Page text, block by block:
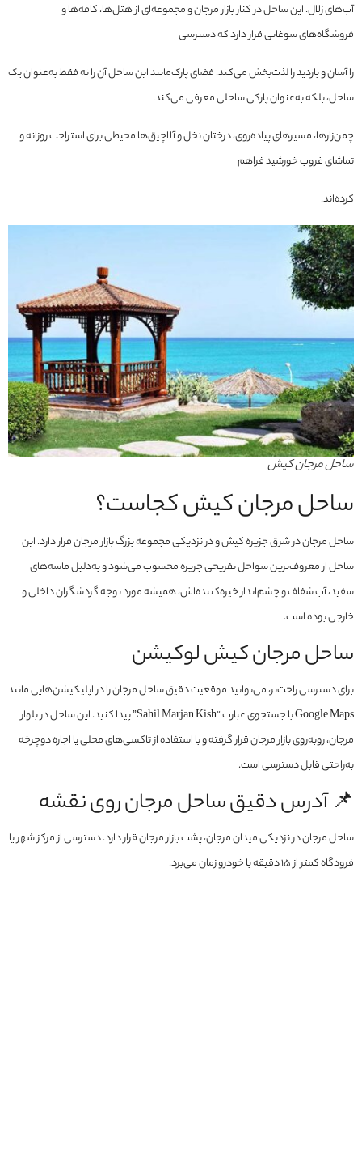
آب‌های زلال. این ساحل در کنار بازار مرجان و مجموعه‌ای از هتل‌ها، کافه‌ها و
فروشگاه‌های سوغاتی قرار دارد که دسترسی
را آسان و بازدید را لذت‌بخش می‌کند. فضای پارک‌مانند این ساحل آن را نه فقط به‌عنوان یک
ساحل، بلکه به‌عنوان پارکی ساحلی معرفی می‌کند.
چمن‌زارها، مسیرهای پیاده‌روی، درختان نخل و آلاچیق‌ها محیطی برای استراحت روزانه و
تماشای غروب خورشید فراهم
کرده‌اند.
ساحل مرجان کیش
ساحل مرجان کیش کجاست؟
ساحل مرجان در شرق جزیره کیش و در نزدیکی مجموعه بزرگ بازار مرجان قرار دارد. این
ساحل از معروف‌ترین سواحل تفریحی جزیره محسوب می‌شود و به‌دلیل ماسه‌های
سفید، آب شفاف و چشم‌انداز خیره‌کننده‌اش، همیشه مورد توجه گردشگران داخلی و
خارجی بوده است.
ساحل مرجان کیش لوکیشن
برای دسترسی راحت‌تر، می‌توانید موقعیت دقیق ساحل مرجان را در اپلیکیشن‌هایی مانند
Google Maps با جستجوی عبارت “Sahil Marjan Kish” پیدا کنید. این ساحل در بلوار
مرجان، روبه‌روی بازار مرجان قرار گرفته و با استفاده از تاکسی‌های محلی یا اجاره دوچرخه
به‌راحتی قابل دسترسی است.
📌 آدرس دقیق ساحل مرجان روی نقشه
ساحل مرجان در نزدیکی میدان مرجان، پشت بازار مرجان قرار دارد. دسترسی از مرکز شهر یا
فرودگاه کمتر از ۱۵ دقیقه با خودرو زمان می‌برد.